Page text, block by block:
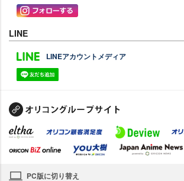
LINE
LINEアカウントメディア
PC版に切り替え